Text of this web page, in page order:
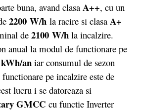
buna, avand clasa A++, cu un
2200 W/h la racire si clasa A+
de2100 W/h la incalzire.
anual la modul de functionare pe
an iar consumul de sezon
pe incalzire este de
lucru i se datoreaza si
GMCC cu functie Inverter